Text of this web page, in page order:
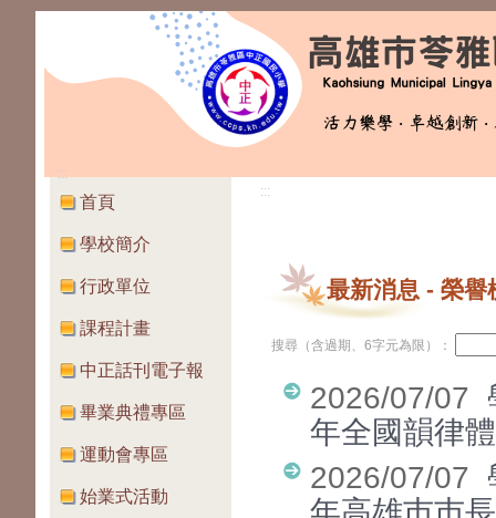
:::
首頁
學校簡介
行政單位
課程計畫
中正話刊電子報
畢業典禮專區
運動會專區
始業式活動
:::
最新消息 - 榮譽
搜尋（含過期、6字元為限）：
2026/07/07
年全國韻律
2026/07/07